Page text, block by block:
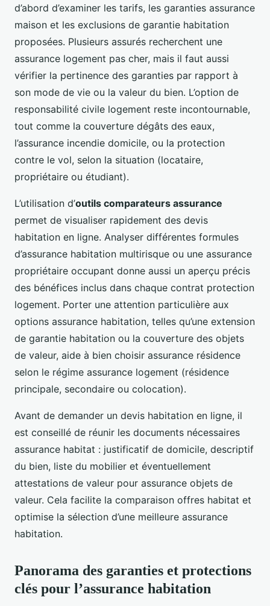
d’abord d’examiner les tarifs, les garanties assurance
maison et les exclusions de garantie habitation
proposées. Plusieurs assurés recherchent une
assurance logement pas cher, mais il faut aussi
vérifier la pertinence des garanties par rapport à
son mode de vie ou la valeur du bien. L’option de
responsabilité civile logement reste incontournable,
tout comme la couverture dégâts des eaux,
l’assurance incendie domicile, ou la protection
contre le vol, selon la situation (locataire,
propriétaire ou étudiant).
L’utilisation d’outils comparateurs assurance
permet de visualiser rapidement des devis
habitation en ligne. Analyser différentes formules
d’assurance habitation multirisque ou une assurance
propriétaire occupant donne aussi un aperçu précis
des bénéfices inclus dans chaque contrat protection
logement. Porter une attention particulière aux
options assurance habitation, telles qu’une extension
de garantie habitation ou la couverture des objets
de valeur, aide à bien choisir assurance résidence
selon le régime assurance logement (résidence
principale, secondaire ou colocation).
Avant de demander un devis habitation en ligne, il
est conseillé de réunir les documents nécessaires
assurance habitat : justificatif de domicile, descriptif
du bien, liste du mobilier et éventuellement
attestations de valeur pour assurance objets de
valeur. Cela facilite la comparaison offres habitat et
optimise la sélection d’une meilleure assurance
habitation.
Panorama des garanties et protections
clés pour l’assurance habitation